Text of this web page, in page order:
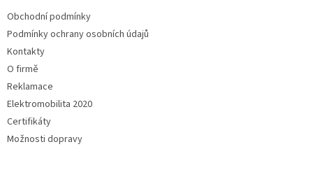
Obchodní podmínky
Podmínky ochrany osobních údajů
Kontakty
O firmě
Reklamace
Elektromobilita 2020
Certifikáty
Možnosti dopravy